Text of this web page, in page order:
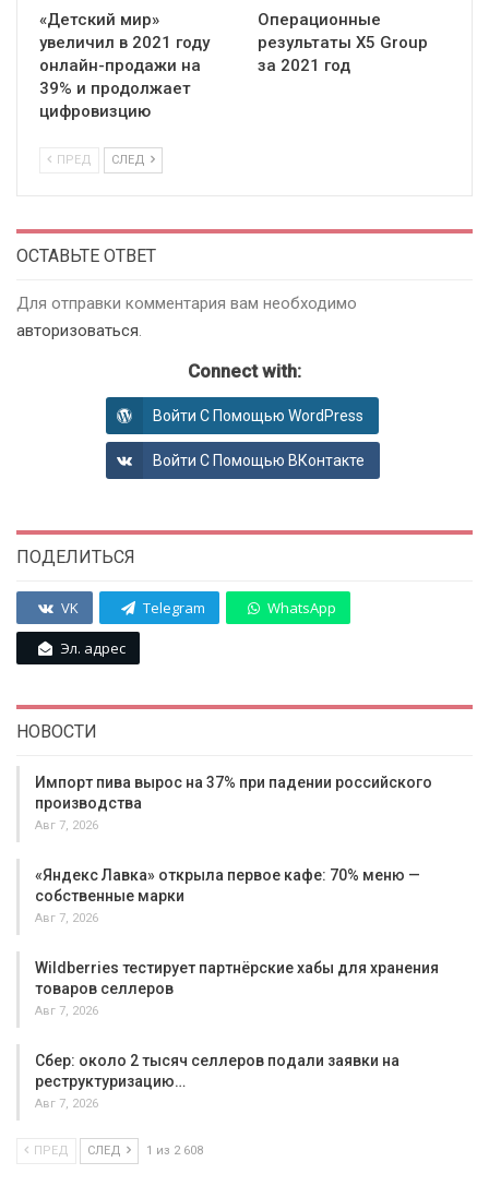
«Детский мир»
увеличил в 2021 году
онлайн-продажи на
39% и продолжает
цифровизцию
Операционные
результаты X5 Group
за 2021 год
ПРЕД СЛЕД
ОСТАВЬТЕ ОТВЕТ
Для отправки комментария вам необходимо
авторизоваться.
Connect with:
Войти С Помощью WordPress
Войти С Помощью ВКонтакте
ПОДЕЛИТЬСЯ
VK Telegram WhatsApp
Эл. адрес
НОВОСТИ
Импорт пива вырос на 37% при падении российского
производства
Авг 7, 2026
«Яндекс Лавка» открыла первое кафе: 70% меню —
собственные марки
Авг 7, 2026
Wildberries тестирует партнёрские хабы для хранения
товаров селлеров
Авг 7, 2026
Сбер: около 2 тысяч селлеров подали заявки на
реструктуризацию…
Авг 7, 2026
ПРЕД СЛЕД 1 из 2 608